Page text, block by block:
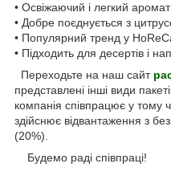
• Освіжаючий і легкий аромат
• Добре поєднується з
• Популярний тренд у
• Підходить для десертів і
Переходьте на наш сайт
представлені інші види
компанія співпрацює у тому
здійснює відвантаження з
(20%).
Будемо раді співпраці!